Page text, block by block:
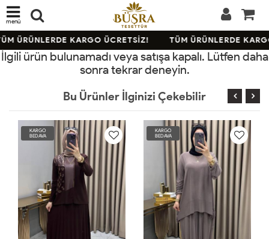
menü
ÜRÜNLERDE KARGO ÜCRETSİZ! TÜM ÜRÜNLERDE
İlgili ürün bulunamadı veya satışa kapalı. Lütfen daha
sonra tekrar deneyin.
Bu Ürünler İlginizi Çekebilir